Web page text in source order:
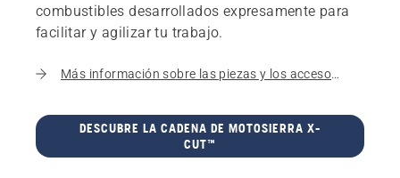
combustibles desarrollados expresamente para
facilitar y agilizar tu trabajo.
Más información sobre las piezas y los accesorios originales Husqvarna.
DESCUBRE LA CADENA DE MOTOSIERRA X-
CUT™